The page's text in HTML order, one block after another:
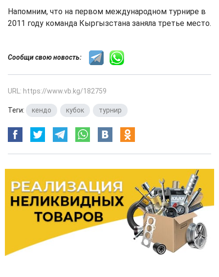
Напомним, что на первом международном турнире в
2011 году команда Кыргызстана заняла третье место.
Сообщи свою новость:
URL: https://www.vb.kg/182759
Теги: кендо кубок турнир